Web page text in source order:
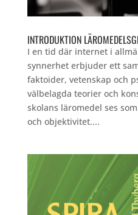
INTRODUKTION
I en tid där internet i
synnerhet erbjuder ett
faktoider, vetenskap och
välbelagda teorier och
skolans läromedel ses
och objektivitet....